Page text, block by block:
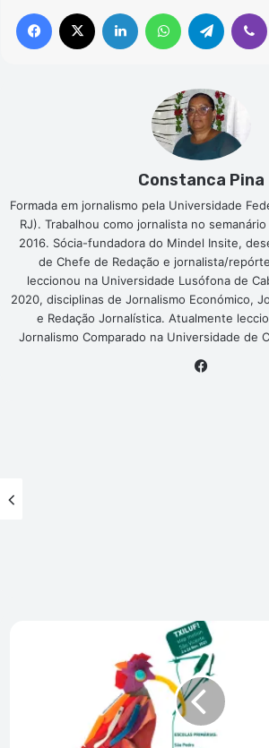
Facebook Linkedin WhatsAppTelegram
Constanca Pina
Formada em jornalismo pela Universidade
RJ). Trabalhou como jornalista no
2016. Sócia-fundadora do Mindel Insite,
de Chefe de Redação e jornalista/
leccionou na Universidade Lusófona de
2020, disciplinas de Jornalismo Económico,
e Redação Jornalística. Atualmente
Jornalismo Comparado na Universidade de
Intercontinental